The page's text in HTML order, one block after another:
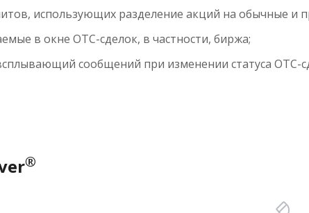
использующих разделение акций на обычные и
в окне OTC-сделок, в частности, биржа;
сообщений при изменении статуса OTC-
®